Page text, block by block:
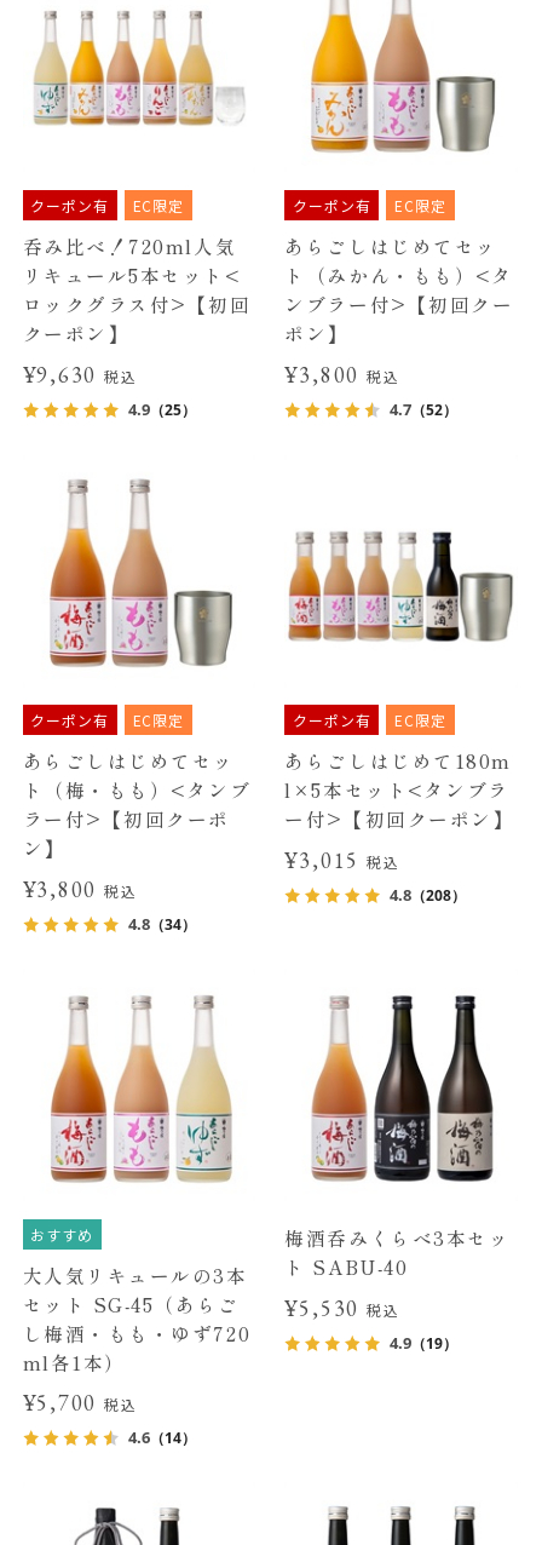
クーポン有 EC限定
呑み比べ！720ml人気
リキュール5本セット<
ロックグラス付>【初回
クーポン】
¥9,630税込
4.9（25）
クーポン有 EC限定
あらごしはじめてセッ
ト（みかん・もも）<タ
ンブラー付>【初回クー
ポン】
¥3,800 税込
4.7 （52）
クーポン有 EC限定
あらごしはじめてセッ
ト（梅・もも）<タンブ
ラー付>【初回クーポ
ン】
¥3,800税込
4.8（34）
クーポン有 EC限定
あらごしはじめて180m
l×5本セット<タンブラ
ー付>【初回クーポン】
¥3,015 税込
4.8 （208）
おすすめ
大人気リキュールの3本
セット SG-45（あらご
し梅酒・もも・ゆず720
ml各1本）
¥5,700税込
4.6（14）
梅酒呑みくらべ3本セッ
ト SABU-40
¥5,530 税込
4.9 （19）